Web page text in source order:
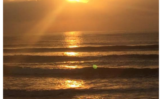
唐澤予報士
SancheZ
米山予報士